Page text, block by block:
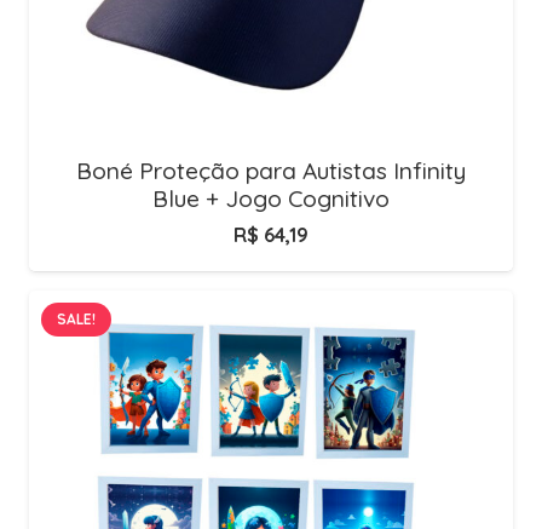
Boné Proteção para Autistas Infinity
Blue + Jogo Cognitivo
R$ 64,19
SALE!